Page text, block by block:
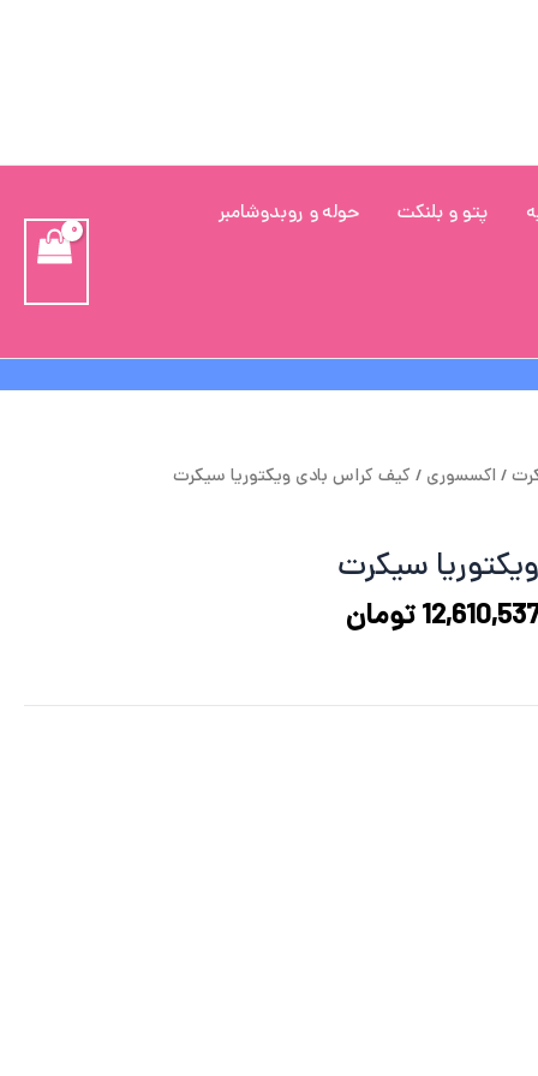
پتو و بلنکت حوله و روبدوشامبر
/ اکسسوری / کیف کراس بادی ویکتوریا سیکرت
سیکرت
تومان
قیمت
است.